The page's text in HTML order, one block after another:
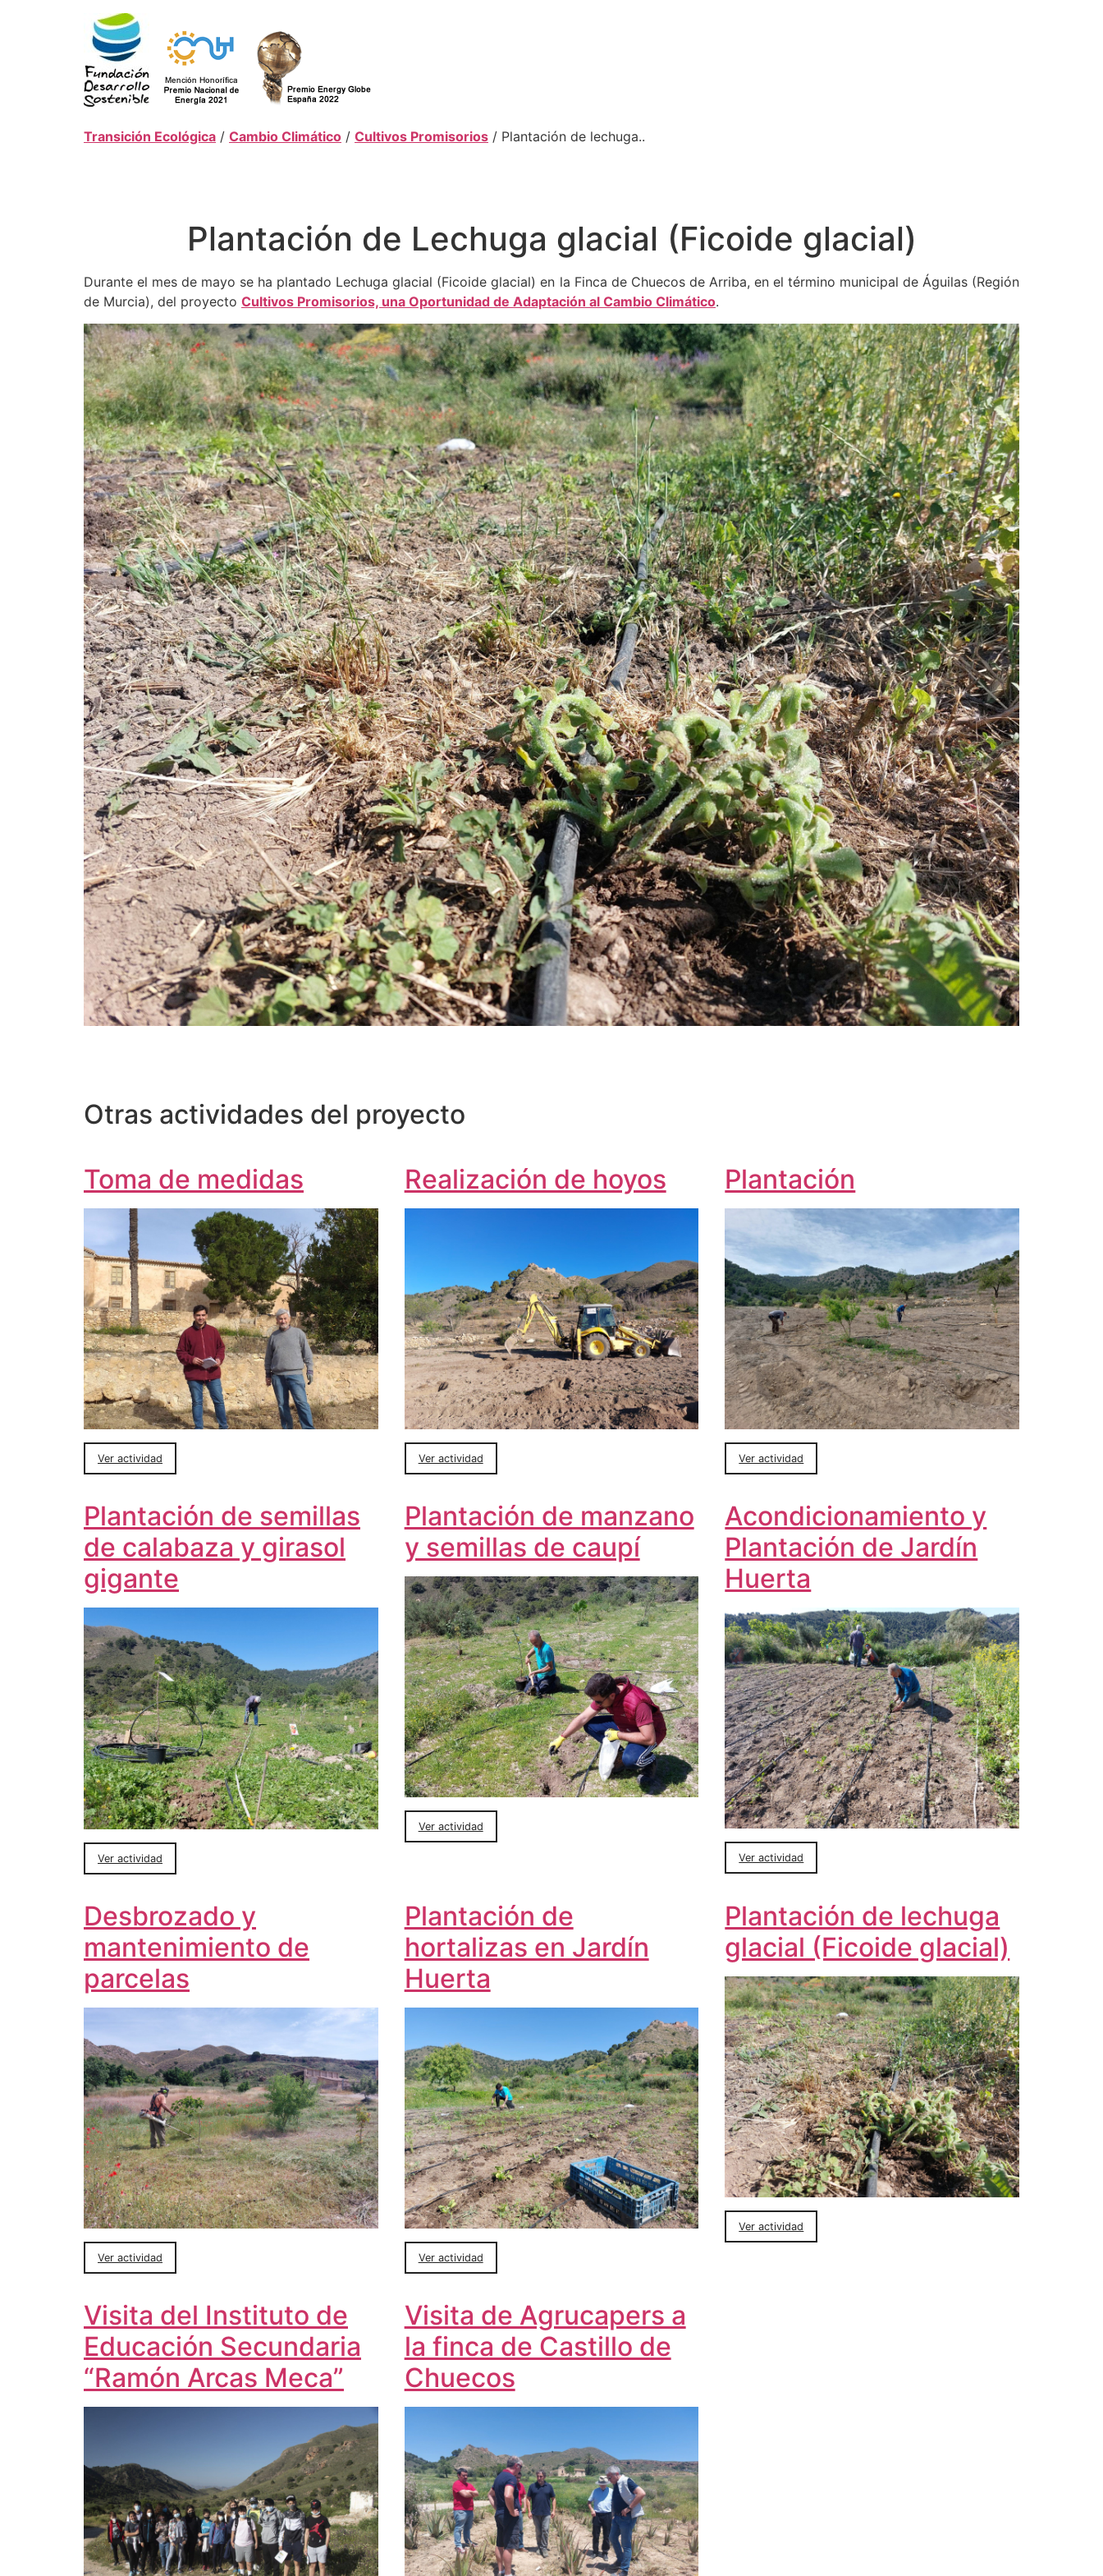
Transición Ecológica / Cambio Climático / Cultivos Promisorios / Plantación de lechuga..
Plantación de Lechuga glacial (Ficoide glacial)
Durante el mes de mayo se ha plantado Lechuga glacial (Ficoide glacial) en la Finca de Chuecos de Arriba, en el término municipal de Águilas (Región
de Murcia), del proyecto Cultivos Promisorios, una Oportunidad de Adaptación al Cambio Climático.
Otras actividades del proyecto
Toma de medidas
Ver actividad
Realización de hoyos
Ver actividad
Plantación
Ver actividad
Plantación de semillas
de calabaza y girasol
gigante
Ver actividad
Plantación de manzano
y semillas de caupí
Ver actividad
Acondicionamiento y
Plantación de Jardín
Huerta
Ver actividad
Desbrozado y
mantenimiento de
parcelas
Ver actividad
Plantación de
hortalizas en Jardín
Huerta
Ver actividad
Plantación de lechuga
glacial (Ficoide glacial)
Ver actividad
Visita del Instituto de
Educación Secundaria
“Ramón Arcas Meca”
Visita de Agrucapers a
la finca de Castillo de
Chuecos